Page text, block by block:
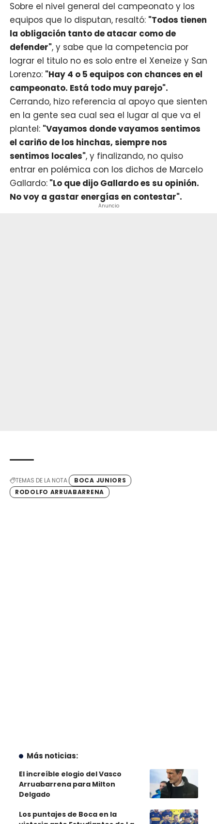
Sobre el nivel general del campeonato y los
equipos que lo disputan, resaltó: "Todos tienen
la obligación tanto de atacar como de
defender", y sabe que la competencia por
lograr el titulo no es solo entre el Xeneize y San
Lorenzo: "Hay 4 o 5 equipos con chances en el
campeonato. Está todo muy parejo".
Cerrando, hizo referencia al apoyo que sienten
en la gente sea cual sea el lugar al que va el
plantel: "Vayamos donde vayamos sentimos
el cariño de los hinchas, siempre nos
sentimos locales", y finalizando, no quiso
entrar en polémica con los dichos de Marcelo
Gallardo: "Lo que dijo Gallardo es su opinión.
No voy a gastar energías en contestar".
Anuncio
TEMAS DE LA NOTA
BOCA JUNIORS
RODOLFO ARRUABARRENA
Más noticias:
El increíble elogio del Vasco
Arruabarrena para Milton
Delgado
Los puntajes de Boca en la